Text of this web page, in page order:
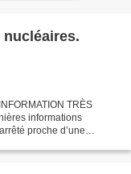
TRÈS
informations
proche d’une